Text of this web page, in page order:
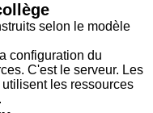
selon le modèle
configuration du
C'est le serveur. Les
les ressources